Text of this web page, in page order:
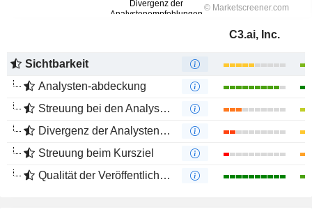
C3.ai, Inc.
Sichtbarkeit
Analysten-abdeckung
Streuung bei den Analystenmeinungen
Divergenz der Analystenempfehlungen
Streuung beim Kursziel
Qualität der Veröffentlichungen